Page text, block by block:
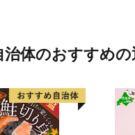
治体のおすすめの